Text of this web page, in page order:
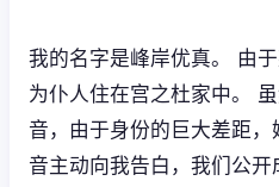
我的名字是峰岸优真。 由
为仆人住在宫之杜家中。
音，由于身份的巨大差距
音主动向我告白，我们公